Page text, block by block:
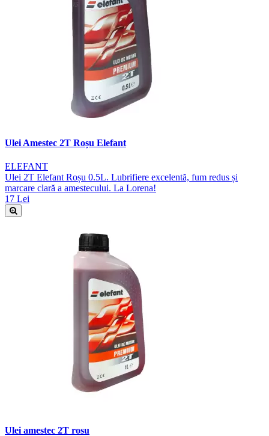
Ulei Amestec 2T Roșu Elefant
ELEFANT
Ulei 2T Elefant Roșu 0.5L. Lubrifiere excelentă, fum redus și
marcare clară a amestecului. La Lorena!
17 Lei
Ulei amestec 2T rosu